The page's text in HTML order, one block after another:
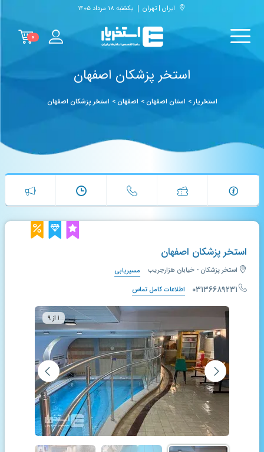
ایران | تهران یکشنبه ۱۸ مرداد ۱۴۰۵
۰
استخر پزشکان اصفهان
استخریار> استان اصفهان> اصفهان> استخر پزشکان اصفهان
استخر پزشکان اصفهان
استخر پزشکان - خیابان هزارجریب مسیریابی
۰۳۱۳۶۶۸۹۲۳۱ اطلاعات کامل تماس
۱ از ۹